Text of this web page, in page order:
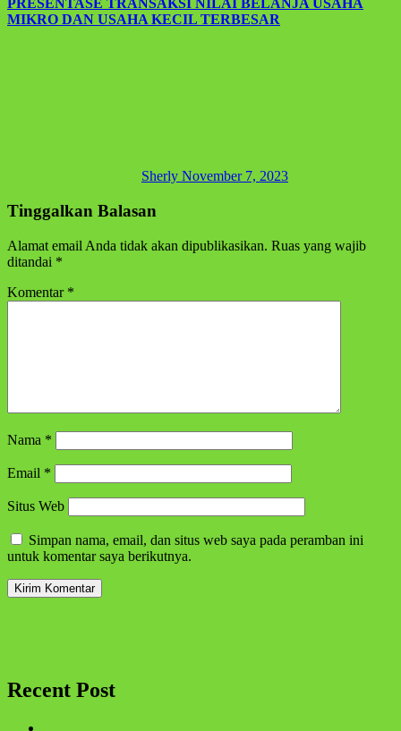
PRESENTASE TRANSAKSI NILAI BELANJA USAHA
MIKRO DAN USAHA KECIL TERBESAR
Sherly November 7, 2023
Tinggalkan Balasan
Alamat email Anda tidak akan dipublikasikan. Ruas yang wajib
ditandai *
Komentar *
Nama *
Email *
Situs Web
Simpan nama, email, dan situs web saya pada peramban ini
untuk komentar saya berikutnya.
Recent Post